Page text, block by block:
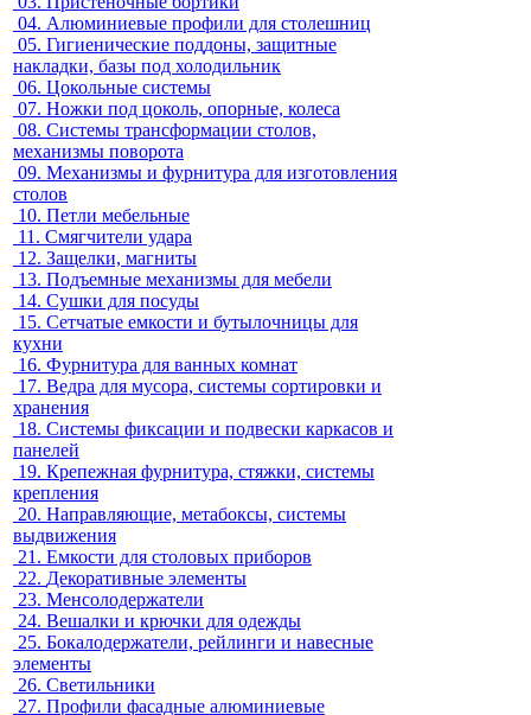
04. Алюминиевые профили для столешниц
05. Гигиенические поддоны, защитные
накладки, базы под холодильник
06. Цокольные системы
07. Ножки под цоколь, опорные, колеса
08. Системы трансформации столов,
механизмы поворота
09. Механизмы и фурнитура для изготовления
столов
10. Петли мебельные
11. Смягчители удара
12. Защелки, магниты
13. Подъемные механизмы для мебели
14. Сушки для посуды
15. Сетчатые емкости и бутылочницы для
кухни
16. Фурнитура для ванных комнат
17. Ведра для мусора, системы сортировки и
хранения
18. Системы фиксации и подвески каркасов и
панелей
19. Крепежная фурнитура, стяжки, системы
крепления
20. Направляющие, метабоксы, системы
выдвижения
21. Емкости для столовых приборов
22. Декоративные элементы
23. Менсолодержатели
24. Вешалки и крючки для одежды
25. Бокалодержатели, рейлинги и навесные
элементы
26. Светильники
27. Профили фасадные алюминиевые